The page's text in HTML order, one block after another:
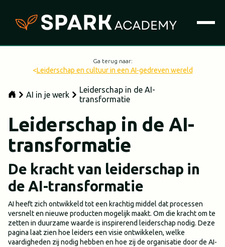
Ga terug naar:
<Leiderschap en cultuur in een AI-gedreven wereld
AI in je werk
Leiderschap in de AI-
transformatie
Leiderschap in de AI-
transformatie
De kracht van leiderschap in
de AI-transformatie
AI heeft zich ontwikkeld tot een krachtig middel dat processen
versnelt en nieuwe producten mogelijk maakt. Om die kracht om te
zetten in duurzame waarde is inspirerend leiderschap nodig. Deze
pagina laat zien hoe leiders een visie ontwikkelen, welke
vaardigheden zij nodig hebben en hoe zij de organisatie door de AI-